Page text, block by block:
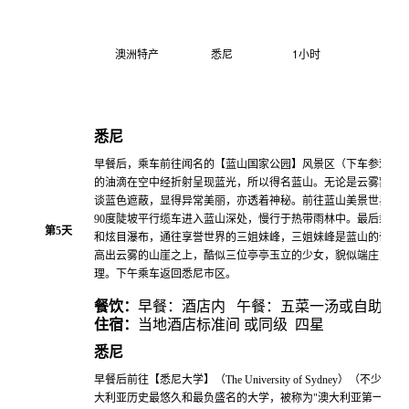
澳洲特产 悉尼 1小时
第5天
悉尼
早餐后，乘车前往闻名的【蓝山国家公园】风景区（下车参观约
的油滴在空中经折射呈现蓝光，所以得名蓝山。无论是云雾蒙蒙
谈蓝色遮蔽，显得异常美丽，亦透着神秘。前往蓝山美景世界您
90度陡坡平行缆车进入蓝山深处，慢行于热带雨林中。最后乘上
和炫目瀑布，通往享誉世界的三姐妹峰，三姐妹峰是蓝山的奇景
高出云雾的山崖之上，酷似三位亭亭玉立的少女，貌似端庄，栩
理。下午乘车返回悉尼市区。
餐饮： 早餐：酒店内 午餐：五菜一汤或自助 晚
住宿： 当地酒店标准间 或同级 四星
悉尼
早餐后前往【悉尼大学】（The University of Sydney）（不少于
大利亚历史最悠久和最负盛名的大学，被称为"澳大利亚第一校"